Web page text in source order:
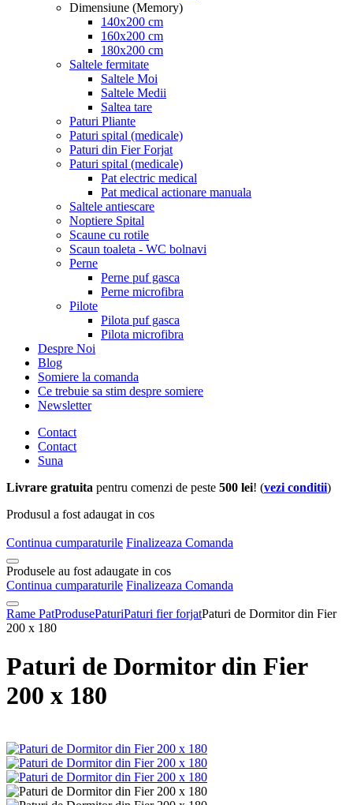
Dimensiune (Memory)
140x200 cm
160x200 cm
180x200 cm
Saltele fermitate
Saltele Moi
Saltele Medii
Saltea tare
Paturi Pliante
Paturi spital (medicale)
Paturi din Fier Forjat
Paturi spital (medicale)
Pat electric medical
Pat medical actionare manuala
Saltele antiescare
Noptiere Spital
Scaune cu rotile
Scaun toaleta - WC bolnavi
Perne
Perne puf gasca
Perne microfibra
Pilote
Pilota puf gasca
Pilota microfibra
Despre Noi
Blog
Somiere la comanda
Ce trebuie sa stim despre somiere
Newsletter
Contact
Contact
Suna
Livrare gratuita pentru comenzi de peste 500 lei! (vezi conditii)
Produsul a fost adaugat in cos
Continua cumparaturile Finalizeaza Comanda
Produsele au fost adaugate in cos
Continua cumparaturile Finalizeaza Comanda
Rame PatProdusePaturiPaturi fier forjatPaturi de Dormitor din Fier
200 x 180
Paturi de Dormitor din Fier
200 x 180